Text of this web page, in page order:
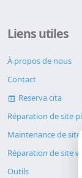
Liens utiles
À propos de nous
Contact
Reserva cita
Réparation de site
Maintenance de site
Réparation de site
Outils